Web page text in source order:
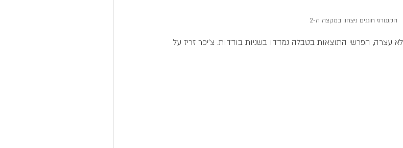
הקנגורוז חוגגים ניצחון במקצה ה-2
עצרה, הפרשי התוצאות בטבלה נמדדו בשניות בודדות. צ'יפר זריז על